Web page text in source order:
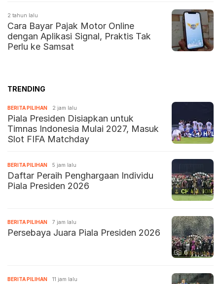
2 tahun lalu
Cara Bayar Pajak Motor Online
dengan Aplikasi Signal, Praktis Tak
Perlu ke Samsat
TRENDING
BERITA PILIHAN 2 jam lalu
Piala Presiden Disiapkan untuk
Timnas Indonesia Mulai 2027, Masuk
Slot FIFA Matchday
BERITA PILIHAN 5 jam lalu
Daftar Peraih Penghargaan Individu
Piala Presiden 2026
6
BERITA PILIHAN 7 jam lalu
Persebaya Juara Piala Presiden 2026
BERITA PILIHAN 11 jam lalu